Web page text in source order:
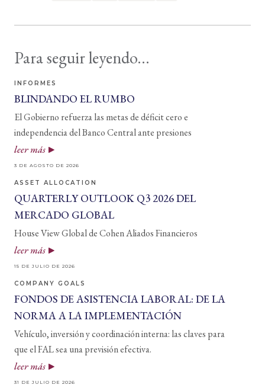
Para seguir leyendo...
INFORMES
BLINDANDO EL RUMBO
El Gobierno refuerza las metas de déficit cero e
independencia del Banco Central ante presiones
leer más
3 DE AGOSTO DE 2026
ASSET ALLOCATION
QUARTERLY OUTLOOK Q3 2026 DEL
MERCADO GLOBAL
House View Global de Cohen Aliados Financieros
leer más
15 DE JULIO DE 2026
COMPANY GOALS
FONDOS DE ASISTENCIA LABORAL: DE LA
NORMA A LA IMPLEMENTACIÓN
Vehículo, inversión y coordinación interna: las claves para
que el FAL sea una previsión efectiva.
leer más
31 DE JULIO DE 2026